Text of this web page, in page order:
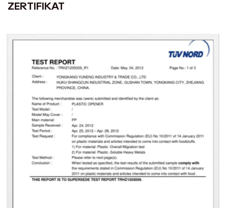
ZERTIFIKAT